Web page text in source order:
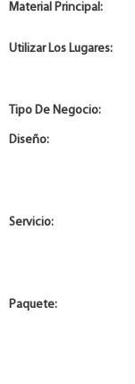
Material Principal:
Utilizar Los Lugares:
Tipo De Negocio:
Diseño:
Servicio:
Paquete: